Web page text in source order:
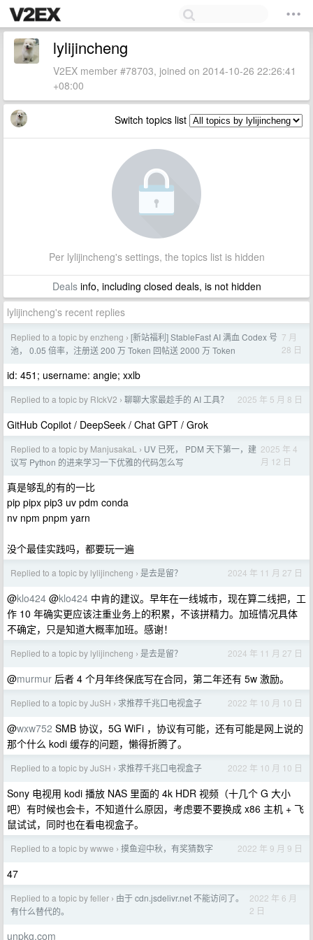
lylijincheng
V2EX member #78703, joined on 2014-10-26 22:26:41
+08:00
Switch topics list
Per lylijincheng's settings, the topics list is hidden
Dealsinfo, including closed deals, is not hidden
lylijincheng's recent replies
Replied to a topic by enzheng › [新站福利] StableFast AI 满血 Codex 号
池， 0.05 倍率，注册送 200 万 Token 回帖送 2000 万 Token
7 月
28 日
id: 451; username: angie; xxlb
Replied to a topic by RIckV2 › 聊聊大家最趁手的 AI 工具？ 2025 年 5 月 8 日
GitHub Copilot / DeepSeek / Chat GPT / Grok
Replied to a topic by ManjusakaL › UV 已死， PDM 天下第一，建
议写 Python 的进来学习一下优雅的代码怎么写
2025 年 4
月 12 日
真是够乱的有的一比
pip pipx pip3 uv pdm conda
nv npm pnpm yarn
没个最佳实践吗，都要玩一遍
Replied to a topic by lylijincheng › 是去是留？ 2024 年 11 月 27 日
@klo424 @klo424 中肯的建议。早年在一线城市，现在算二线把，工
作 10 年确实更应该注重业务上的积累，不该拼精力。加班情况具体
不确定，只是知道大概率加班。感谢！
Replied to a topic by lylijincheng › 是去是留？ 2024 年 11 月 27 日
@murmur 后者 4 个月年终保底写在合同，第二年还有 5w 激励。
Replied to a topic by JuSH › 求推荐千兆口电视盒子 2022 年 10 月 10 日
@wxw752 SMB 协议，5G WiFi ，协议有可能，还有可能是网上说的
那个什么 kodi 缓存的问题，懒得折腾了。
Replied to a topic by JuSH › 求推荐千兆口电视盒子 2022 年 10 月 10 日
Sony 电视用 kodi 播放 NAS 里面的 4k HDR 视频（十几个 G 大小
吧）有时候也会卡，不知道什么原因，考虑要不要换成 x86 主机 + 飞
鼠试试，同时也在看电视盒子。
Replied to a topic by wwwe › 摸鱼迎中秋，有奖猜数字 2022 年 9 月 9 日
47
Replied to a topic by feller › 由于 cdn.jsdelivr.net 不能访问了。
有什么替代的。
2022 年 6 月
2 日
unpkg.com